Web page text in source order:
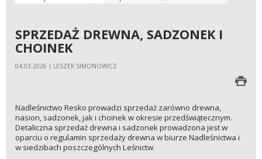
SPRZEDAŻ DREWNA, SADZONEK I
CHOINEK
04.03.2026 | LESZEK SIMONOWICZ
Nadleśnictwo Resko prowadzi sprzedaż zarówno drewna,
nasion, sadzonek, jak i choinek w okresie przedświątecznym.
Detaliczna sprzedaż drewna i sadzonek prowadzona jest w
oparciu o regulamin sprzedaży drewna w biurze Nadleśnictwa i
w siedzibach poszczególnych Leśnictw.